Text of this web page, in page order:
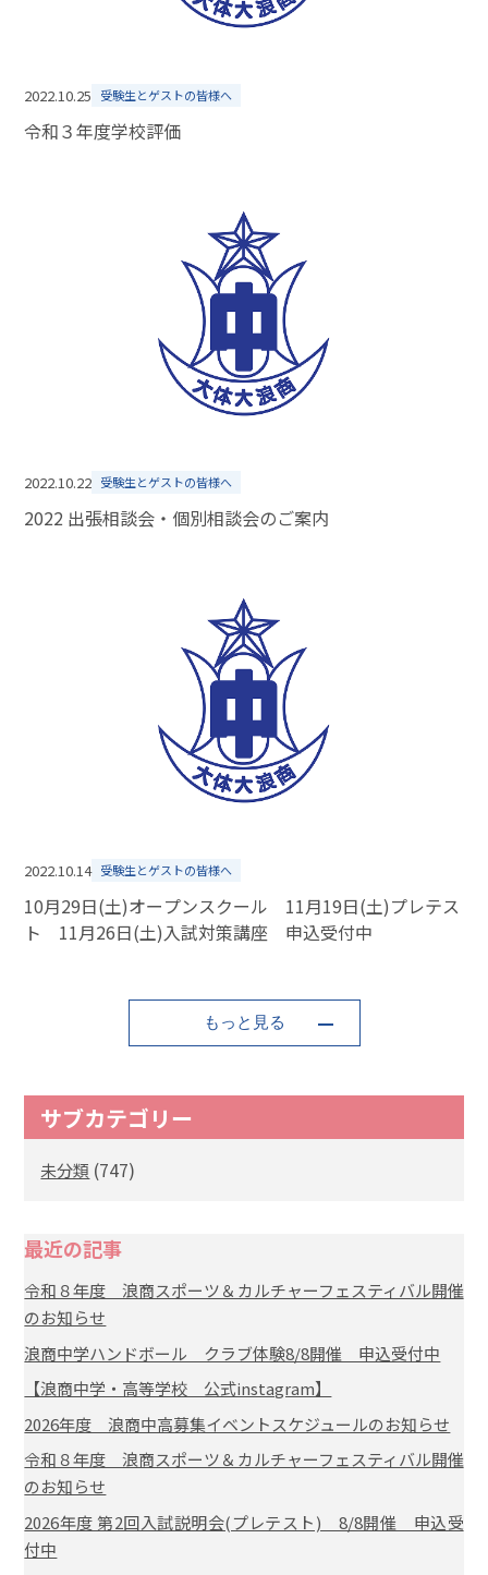
2022.10.25 受験生とゲストの皆様へ
令和３年度学校評価
2022.10.22 受験生とゲストの皆様へ
2022 出張相談会・個別相談会のご案内
2022.10.14 受験生とゲストの皆様へ
10月29日(土)オープンスクール 11月19日(土)プレテス
ト 11月26日(土)入試対策講座 申込受付中
もっと見る
サブカテゴリー
未分類 (747)
最近の記事
令和８年度 浪商スポーツ＆カルチャーフェスティバル開催
のお知らせ
浪商中学ハンドボール クラブ体験8/8開催 申込受付中
【浪商中学・高等学校 公式instagram】
2026年度 浪商中高募集イベントスケジュールのお知らせ
令和８年度 浪商スポーツ＆カルチャーフェスティバル開催
のお知らせ
2026年度 第2回入試説明会(プレテスト) 8/8開催 申込受
付中